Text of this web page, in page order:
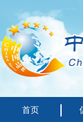
首页